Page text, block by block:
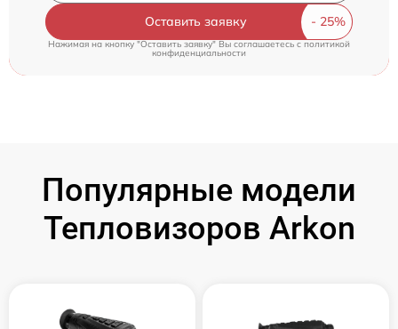
Оставить заявку
Нажимая на кнопку "Оставить заявку" Вы соглашаетесь c политикой
конфиденциальности
Популярные модели
Тепловизоров Arkon